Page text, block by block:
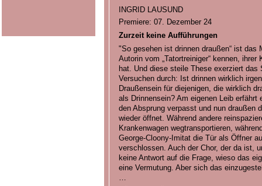
INGRID LAUSUND
Premiere: 07. Dezember 24
Zurzeit keine Aufführungen
"So gesehen ist drinnen draußen“ ist
Autorin vom „Tatortreiniger“ kennen,
hat. Und diese steile These exerziert das
Versuchen durch: Ist drinnen wirklich
Draußensein für diejenigen, die wirklich
als Drinnensein? Am eigenen Leib
den Absprung verpasst und nun draußen
wieder öffnet. Während andere
Krankenwagen wegtransportieren,
George-Cloony-Imitat die Tür als Öffner
verschlossen. Auch der Chor, der da ist,
keine Antwort auf die Frage, wieso das
eine Vermutung. Aber sich das
…